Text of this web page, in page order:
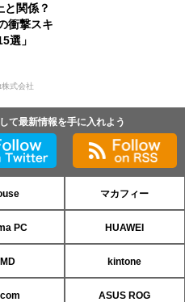
と関係？
衝撃スキ
選」
式会社
て最新情報を手に入れよう
マカフィー
PC HUAWEI
kintone
ASUS ROG